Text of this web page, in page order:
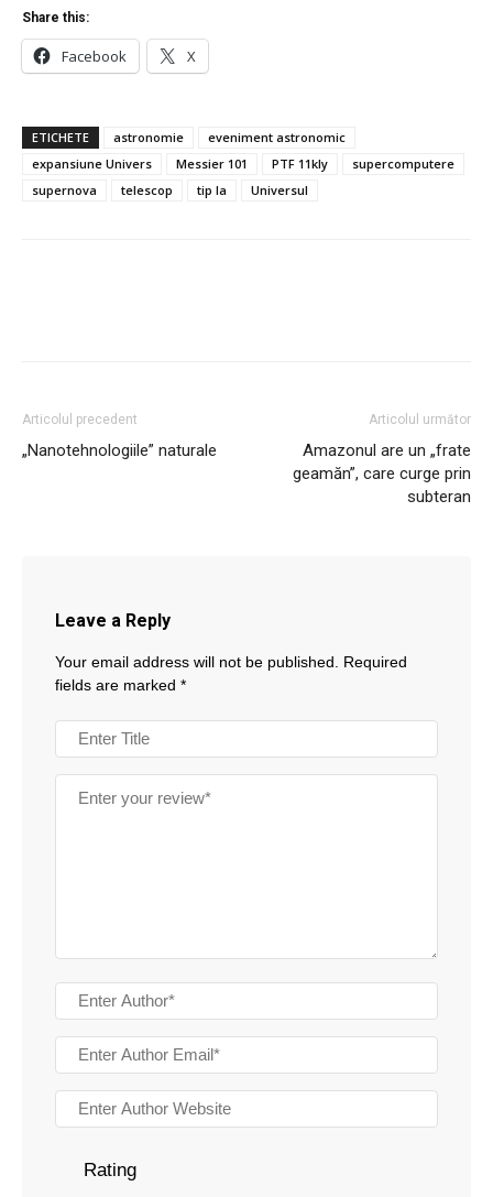
Share this:
Facebook X
ETICHETE astronomie
eveniment astronomic
expansiune Univers
Messier 101 PTF 11kly
supercomputere
supernova
telescop tip Ia Universul
Articolul precedent
„Nanotehnologiile” naturale
Articolul următor
Amazonul are un „frate
geamăn”, care curge prin
subteran
Leave a Reply
Your email address will not be published.
Required
fields are marked *
Rating